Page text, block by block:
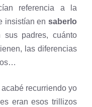
referencia a la
insistían en saberlo
sus padres, cuánto
las diferencias
recurriendo yo
eran esos trillizos